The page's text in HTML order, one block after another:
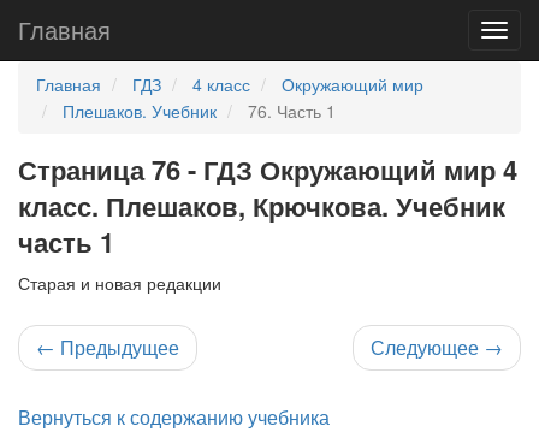
Главная
Главная ГДЗ 4 класс
Окружающий мир
Плешаков. Учебник
76. Часть 1
Страница 76 - ГДЗ Окружающий мир 4
класс. Плешаков, Крючкова. Учебник
часть 1
Старая и новая редакции
← Предыдущее Следующее →
Вернуться к содержанию учебника